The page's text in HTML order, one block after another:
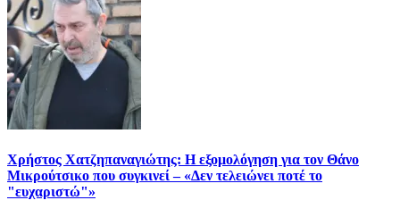
Χρήστος Χατζηπαναγιώτης: Η εξομολόγηση για τον Θάνο
Μικρούτσικο που συγκινεί – «Δεν τελειώνει ποτέ το
"ευχαριστώ"»